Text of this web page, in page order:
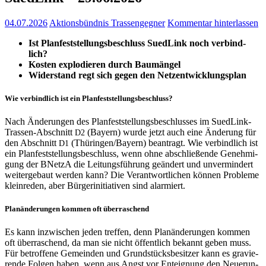
04.07.2026 Aktionsbündnis Trassengegner Kommentar hinterlassen
Ist Plan­fest­stel­lungs­be­schluss Sued­Link noch ver­bind­
lich?
Kos­ten explo­die­ren durch Bau­män­gel
Wider­stand regt sich gegen den Netzentwicklungsplan
Wie ver­bind­lich ist ein Planfeststellungsbeschluss?
Nach Ände­run­gen des Plan­fest­stel­lungs­be­schlus­ses im Sued­Link-
Tras­sen-Abschnitt D2 (Bay­ern) wur­de jetzt auch eine Ände­rung für
den Abschnitt D1 (Thüringen/Bayern) bean­tragt. Wie ver­bind­lich ist
ein Plan­fest­stel­lungs­be­schluss, wenn ohne abschlie­ßen­de Geneh­mi­
gung der BNetzA die Lei­tungs­füh­rung geän­dert und unver­min­dert
wei­ter­ge­baut wer­den kann? Die Ver­ant­wort­li­chen kön­nen Pro­ble­me
klein­re­den, aber Bür­ger­initia­ti­ven sind alarmiert.
Plan­än­de­run­gen kom­men oft überraschend
Es kann inzwi­schen jeden tref­fen, denn Plan­än­de­run­gen kom­men
oft über­ra­schend, da man sie nicht öffent­lich bekannt geben muss.
Für betrof­fe­ne Gemein­den und Grund­stücks­be­sit­zer kann es gra­vie­